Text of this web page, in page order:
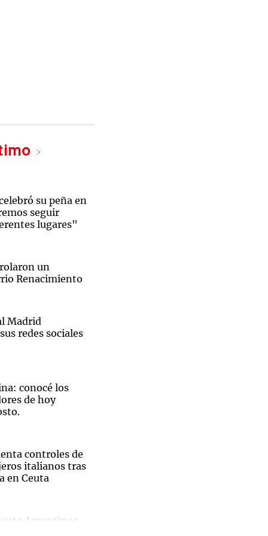
su peña en
seguir
lugares"
un
Renacimiento
Madrid
redes sociales
conocé los
de hoy
controles de
italianos tras
en Ceuta
Argentinos